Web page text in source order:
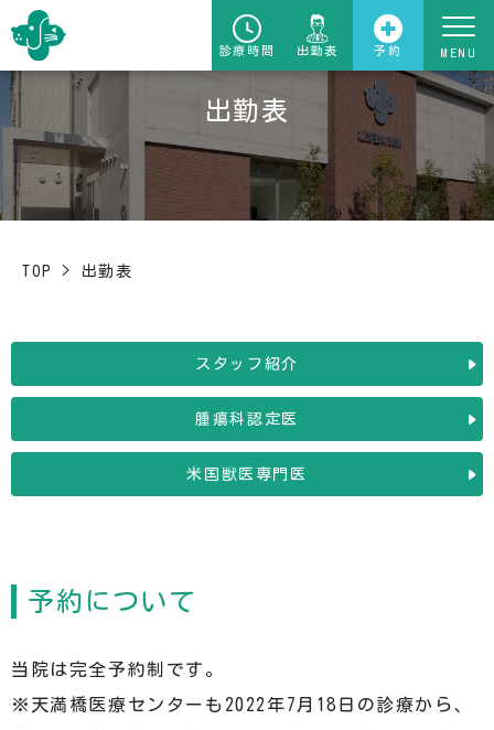
診療時間 出勤表 予約
出勤表
TOP > 出勤表
スタッフ紹介
腫瘍科認定医
米国獣医専門医
予約について
当院は完全予約制です。
※天満橋医療センターも2022年7月18日の診療から、